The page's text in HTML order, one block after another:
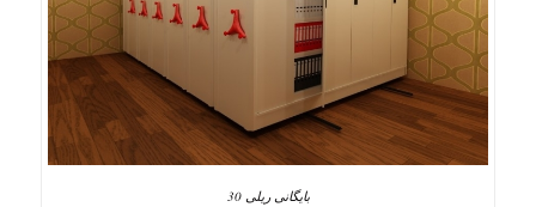
بایگانی ریلی 30